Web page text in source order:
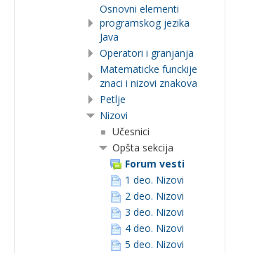
Osnovni elementi
programskog jezika
Java
Operatori i granjanja
Matematicke funckije
znaci i nizovi znakova
Petlje
Nizovi
Učesnici
Opšta sekcija
Forum vesti
1 deo. Nizovi
2 deo. Nizovi
3 deo. Nizovi
4 deo. Nizovi
5 deo. Nizovi